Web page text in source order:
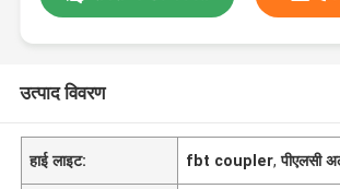
उत्पाद विवरण
हाई लाइट: fbt coupler,पीएलसी